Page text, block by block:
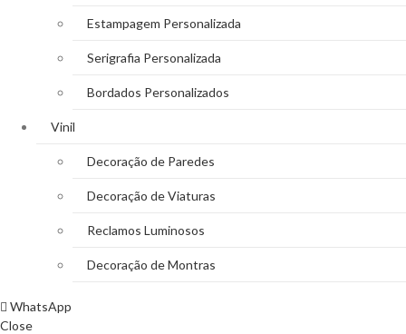
Estampagem Personalizada
Serigrafia Personalizada
Bordados Personalizados
Vinil
Decoração de Paredes
Decoração de Viaturas
Reclamos Luminosos
Decoração de Montras
WhatsApp
Close